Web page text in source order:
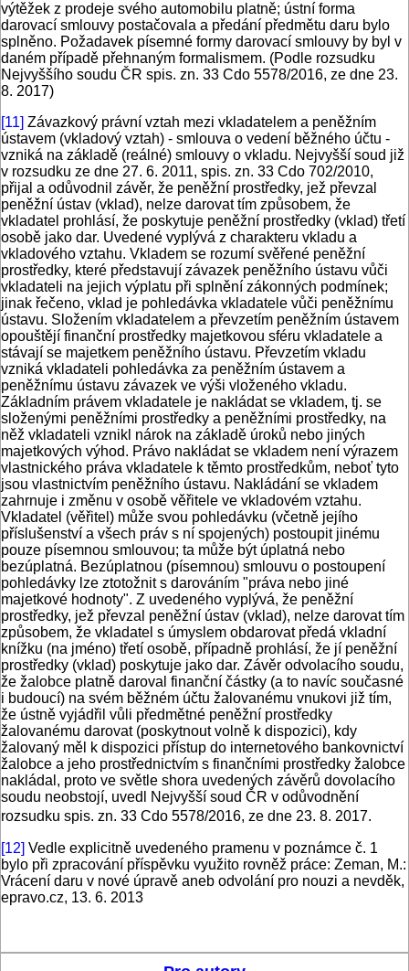
výtěžek z prodeje svého automobilu platně; ústní forma
darovací smlouvy postačovala a předání předmětu daru bylo
splněno. Požadavek písemné formy darovací smlouvy by byl v
daném případě přehnaným formalismem. (Podle rozsudku
Nejvyššího soudu ČR spis. zn. 33 Cdo 5578/2016, ze dne 23.
8. 2017)
[11] Závazkový právní vztah mezi vkladatelem a peněžním
ústavem (vkladový vztah) - smlouva o vedení běžného účtu -
vzniká na základě (reálné) smlouvy o vkladu. Nejvyšší soud již
v rozsudku ze dne 27. 6. 2011, spis. zn. 33 Cdo 702/2010,
přijal a odůvodnil závěr, že peněžní prostředky, jež převzal
peněžní ústav (vklad), nelze darovat tím způsobem, že
vkladatel prohlásí, že poskytuje peněžní prostředky (vklad) třetí
osobě jako dar. Uvedené vyplývá z charakteru vkladu a
vkladového vztahu. Vkladem se rozumí svěřené peněžní
prostředky, které představují závazek peněžního ústavu vůči
vkladateli na jejich výplatu při splnění zákonných podmínek;
jinak řečeno, vklad je pohledávka vkladatele vůči peněžnímu
ústavu. Složením vkladatelem a převzetím peněžním ústavem
opouštějí finanční prostředky majetkovou sféru vkladatele a
stávají se majetkem peněžního ústavu. Převzetím vkladu
vzniká vkladateli pohledávka za peněžním ústavem a
peněžnímu ústavu závazek ve výši vloženého vkladu.
Základním právem vkladatele je nakládat se vkladem, tj. se
složenými peněžními prostředky a peněžními prostředky, na
něž vkladateli vznikl nárok na základě úroků nebo jiných
majetkových výhod. Právo nakládat se vkladem není výrazem
vlastnického práva vkladatele k těmto prostředkům, neboť tyto
jsou vlastnictvím peněžního ústavu. Nakládání se vkladem
zahrnuje i změnu v osobě věřitele ve vkladovém vztahu.
Vkladatel (věřitel) může svou pohledávku (včetně jejího
příslušenství a všech práv s ní spojených) postoupit jinému
pouze písemnou smlouvou; ta může být úplatná nebo
bezúplatná. Bezúplatnou (písemnou) smlouvu o postoupení
pohledávky lze ztotožnit s darováním "práva nebo jiné
majetkové hodnoty". Z uvedeného vyplývá, že peněžní
prostředky, jež převzal peněžní ústav (vklad), nelze darovat tím
způsobem, že vkladatel s úmyslem obdarovat předá vkladní
knížku (na jméno) třetí osobě, případně prohlásí, že jí peněžní
prostředky (vklad) poskytuje jako dar. Závěr odvolacího soudu,
že žalobce platně daroval finanční částky (a to navíc současné
i budoucí) na svém běžném účtu žalovanému vnukovi již tím,
že ústně vyjádřil vůli předmětné peněžní prostředky
žalovanému darovat (poskytnout volně k dispozici), kdy
žalovaný měl k dispozici přístup do internetového bankovnictví
žalobce a jeho prostřednictvím s finančními prostředky žalobce
nakládal, proto ve světle shora uvedených závěrů dovolacího
soudu neobstojí, uvedl Nejvyšší soud ČR v odůvodnění
rozsudku spis. zn. 33 Cdo 5578/2016, ze dne 23. 8. 2017.
[12] Vedle explicitně uvedeného pramenu v poznámce č. 1
bylo při zpracování příspěvku využito rovněž práce: Zeman, M.:
Vrácení daru v nové úpravě aneb odvolání pro nouzi a nevděk,
epravo.cz, 13. 6. 2013